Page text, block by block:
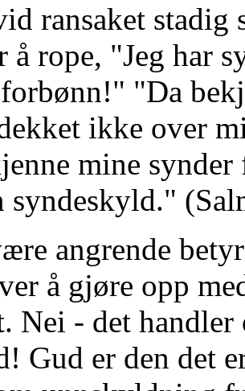
ransaket
å rope, "Jeg har
"Da
ikke over
mine
syndeskyld."
angrende
å gjøre opp
Nei - det handler
Gud er den det